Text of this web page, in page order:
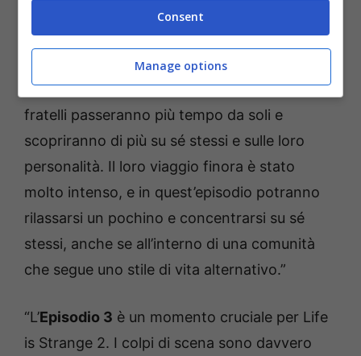
comportarsi come un adolescente, mentre
Daniel troverà dei nuovi modelli da ammirare.”
hanno affermato Michel Koch e Raoul Barbet,
Co-Creative Directors di Life is Strange 2. “I
fratelli passeranno più tempo da soli e
scopriranno di più su sé stessi e sulle loro
personalità. Il loro viaggio finora è stato
molto intenso, e in quest’episodio potranno
rilassarsi un pochino e concentrarsi su sé
stessi, anche se all’interno di una comunità
che segue uno stile di vita alternativo.”
“L’Episodio 3 è un momento cruciale per Life
is Strange 2. I colpi di scena sono davvero
Consent
Manage options